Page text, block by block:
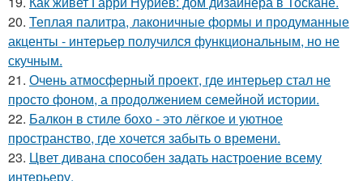
20. Теплая палитра, лаконичные формы и продуманные
акценты - интерьер получился функциональным, но не
скучным.
21. Очень атмосферный проект, где интерьер стал не
просто фоном, а продолжением семейной истории.
22. Балкон в стиле бохо - это лёгкое и уютное
пространство, где хочется забыть о времени.
23. Цвет дивана способен задать настроение всему
интерьеру.